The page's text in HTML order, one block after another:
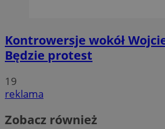
Kontrowersje wokół
Będzie protest
19
reklama
Zobacz również